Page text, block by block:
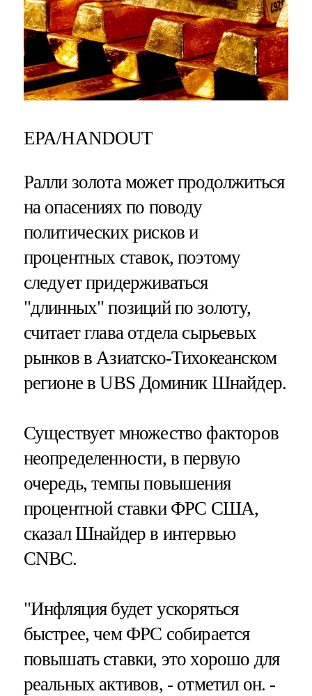
EPA/HANDOUT
Ралли золота может продолжиться
на опасениях по поводу
политических рисков и
процентных ставок, поэтому
следует придерживаться
"длинных" позиций по золоту,
считает глава отдела сырьевых
рынков в Азиатско-Тихокеанском
регионе в UBS Доминик Шнайдер.
Существует множество факторов
неопределенности, в первую
очередь, темпы повышения
процентной ставки ФРС США,
сказал Шнайдер в интервью
CNBC.
"Инфляция будет ускоряться
быстрее, чем ФРС собирается
повышать ставки, это хорошо для
реальных активов, - отметил он. -